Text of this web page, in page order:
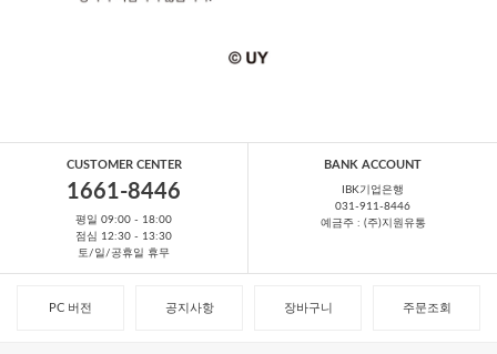
CUSTOMER CENTER
1661-8446
평일 09:00 - 18:00
점심 12:30 - 13:30
토/일/공휴일 휴무
BANK ACCOUNT
IBK기업은행
031-911-8446
예금주 : (주)지원유통
PC 버전 공지사항 장바구니 주문조회